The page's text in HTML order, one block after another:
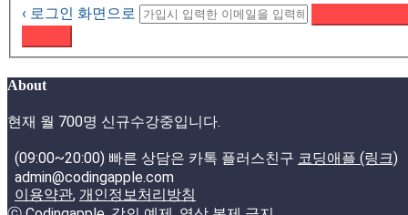
‹ 로그인 화면으로
About
현재 월 700명 신규수강중입니다.
(09:00~20:00) 빠른 상담은 카톡 플러스친구 코딩애플 (링크)
admin@codingapple.com
이용약관, 개인정보처리방침